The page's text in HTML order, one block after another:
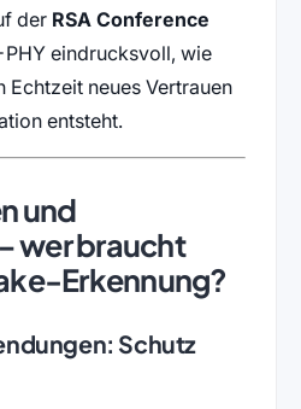
der RSA Conference
eindrucksvoll, wie
Echtzeit neues Vertrauen
entsteht.
und
wer braucht
Erkennung?
Schutz